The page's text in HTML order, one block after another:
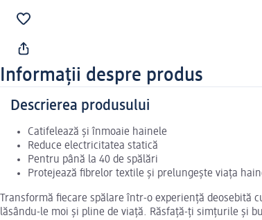
Informații despre produs
Descrierea produsului
Catifelează și înmoaie hainele
Reduce electricitatea statică
Pentru până la 40 de spălări
Protejează fibrelor textile și prelungește viața
Transformă fiecare spălare într-o experiență
lăsându-le moi și pline de viață. Răsfață-ți simțurile și